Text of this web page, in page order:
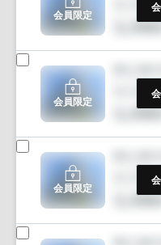
会員限定
会員限定
会員限定